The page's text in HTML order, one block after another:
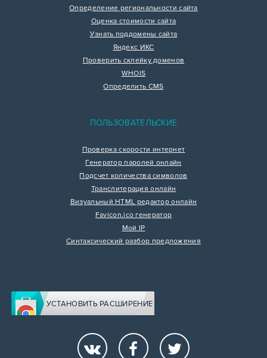
Определение региональности сайта
Оценка стоимости сайта
Узнать поддомены сайта
Яндекс ИКС
Проверить склейку доменов
WHOIS
Определить CMS
ПОЛЬЗОВАТЕЛЬСКИЕ
Проверка скорости интернет
Генератор паролей онлайн
Подсчет количества символов
Транслитерация онлайн
Визуальный HTML редактор онлайн
Favicon.ico генератор
Мой IP
Синтаксический разбор предложения
УСТАНОВИТЬ РАСШИРЕНИЕ